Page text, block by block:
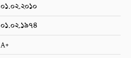
০১.০২.২০১০
০১.০২.১৯৭৪
A+